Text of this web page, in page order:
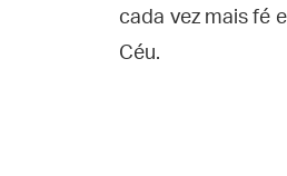
cada vez mais fé
Céu.